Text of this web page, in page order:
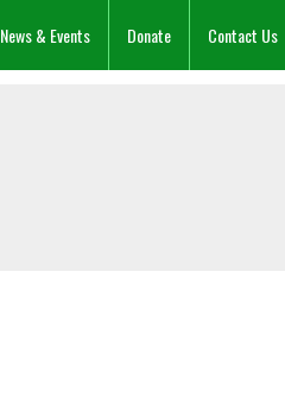
News & Events Donate Contact Us